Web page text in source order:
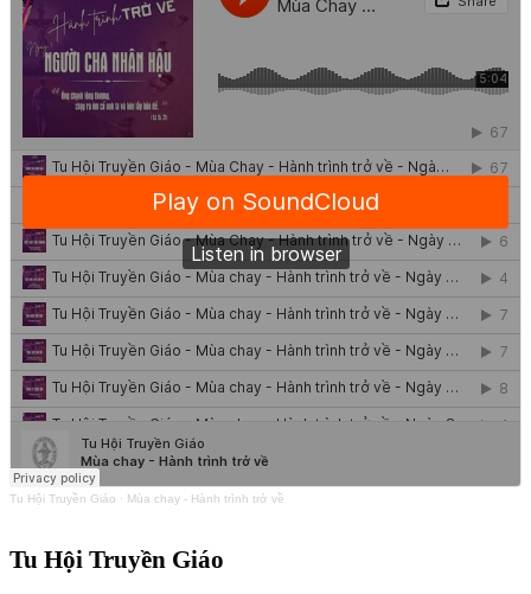
Tu Hội Truyền Giáo · Mùa chay - Hành trình trở về
Tu Hội Truyền Giáo